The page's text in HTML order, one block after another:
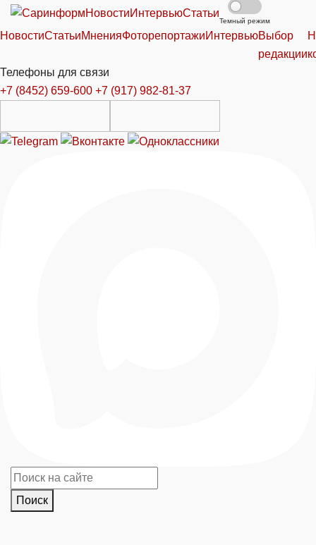
НовостиИнтервьюСтатьи
Темный режим
НовостиСтатьиМненияФоторепортажиИнтервьюВыбор
редакции
Телефоны для связи
+7 (8452) 659-600 +7 (917) 982-81-37
Поиск